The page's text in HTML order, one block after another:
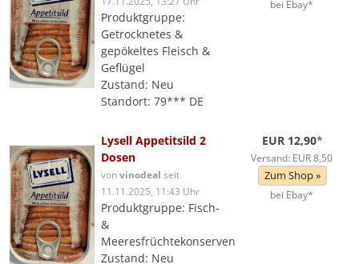
Produktgruppe:
Getrocknetes &
gepökeltes Fleisch &
Geflügel
Zustand: Neu
Standort: 79*** DE
bei Ebay*
Lysell Appetitsild 2
Dosen
vonvinodeal seit
11.11.2025, 11:43 Uhr
Produktgruppe: Fisch-
&
Meeresfrüchtekonserven
Zustand: Neu
EUR 12,90*
Versand: EUR 8,50
Zum Shop »
bei Ebay*